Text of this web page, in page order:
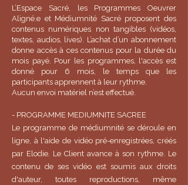
L’Espace Sacré, les Programmes Oeuvrer
Aligné.e et Médiumnité Sacré proposent des
contenus numériques non tangibles (vidéos,
textes, audios, lives). L’achat d’un abonnement
donne accès à ces contenus pour la durée du
mois payé. Pour les programmes, l'accès est
donné pour 6 mois, le temps que les
participants apprennent à leur rythme.
Aucun envoi matériel n’est effectué.
- PROGRAMME MEDIUMNITE SACREE
Le programme de médiumnité se déroule en
ligne, à l'aide de vidéo pré-enregistrées, créés
par Elodie. Le Client avance à son rythme. Le
contenu de ses vidéo est soumis aux droits
d'auteur, toutes reproductions, même